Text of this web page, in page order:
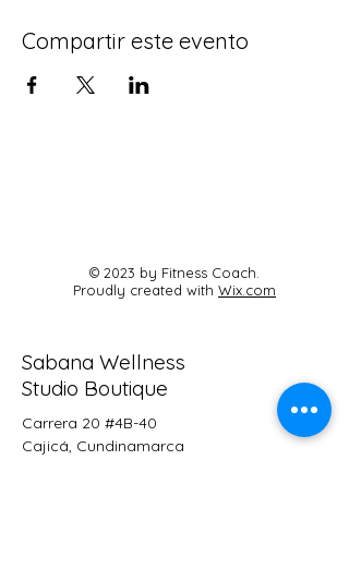
Compartir este evento
© 2023 by Fitness Coach.
Proudly created with Wix.com
Sabana Wellness
Studio Boutique
Carrera 20 #4B-40
Cajicá, Cundinamarca